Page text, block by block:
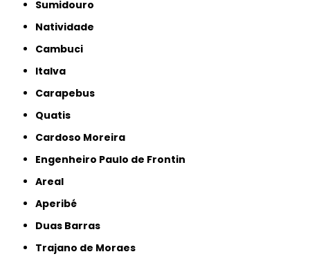
Sumidouro
Natividade
Cambuci
Italva
Carapebus
Quatis
Cardoso Moreira
Engenheiro Paulo de Frontin
Areal
Aperibé
Duas Barras
Trajano de Moraes